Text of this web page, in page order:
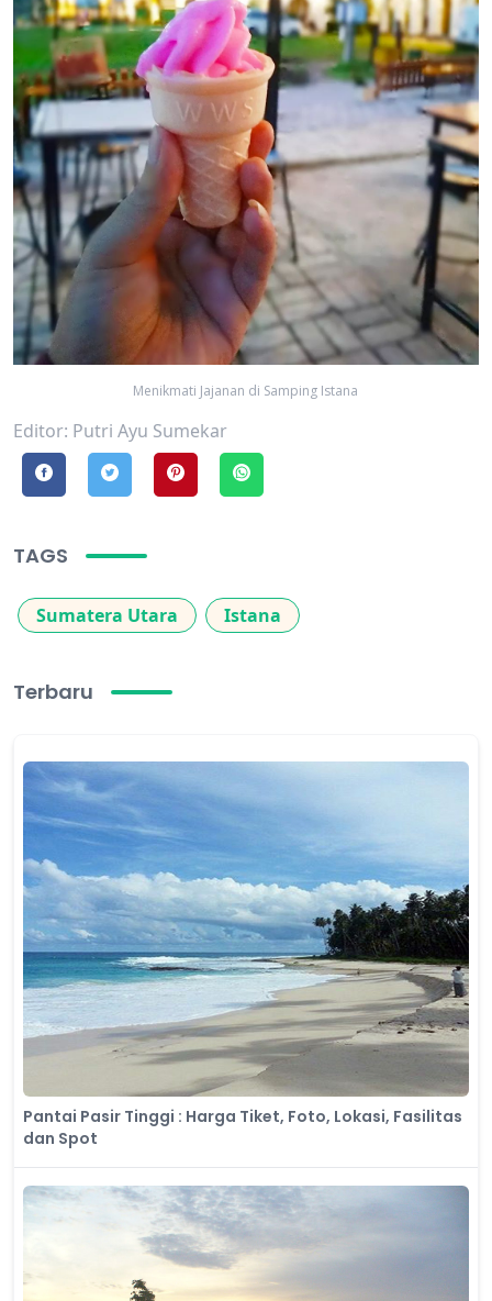
Menikmati Jajanan di Samping Istana
Editor: Putri Ayu Sumekar
TAGS
Sumatera Utara Istana
Terbaru
Pantai Pasir Tinggi : Harga Tiket, Foto, Lokasi, Fasilitas
dan Spot